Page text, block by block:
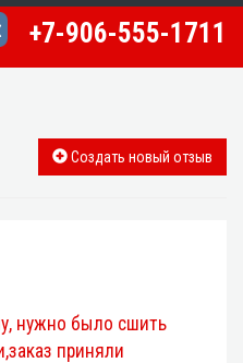
+7-906-555-1711
Создать новый отзыв
нужно было сшить
приняли